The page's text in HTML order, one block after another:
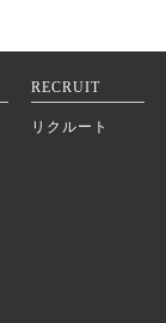
RECRUIT
リクルート